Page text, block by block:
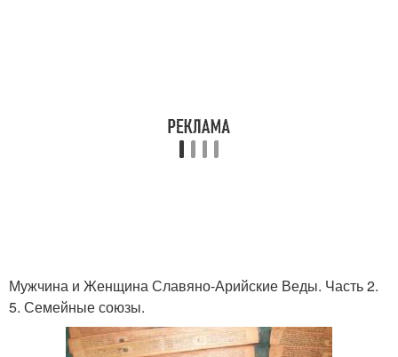
Мужчина и Женщина Славяно-Арийские Веды. Часть 2.
5. Семейные союзы.